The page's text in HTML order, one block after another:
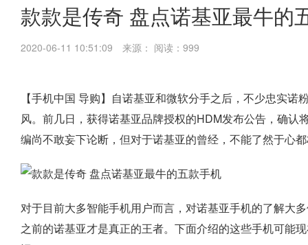
款款是传奇 盘点诺基亚最牛的
2020-06-11 10:51:09 来源： 阅读：999
【手机中国 导购】自诺基亚和微软分手之后，不少忠实
风。前几日，获得诺基亚品牌授权的HDM发布公告，确
编尚不敢妄下论断，但对于诺基亚的曾经，不能了然于心
对于目前大多智能手机用户而言，对诺基亚手机的了解大
之前的诺基亚才是真正的王者。下面介绍的这些手机可能